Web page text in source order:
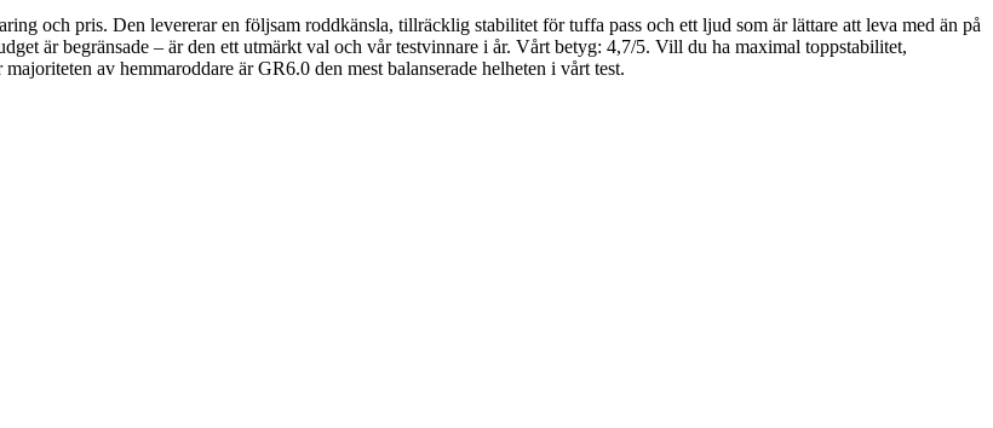
och pris. Den levererar en följsam roddkänsla, tillräcklig stabilitet för tuffa pass och ett ljud som är lättare att leva med än på
är begränsade – är den ett utmärkt val och vår testvinnare i år. Vårt betyg: 4,7/5. Vill du ha maximal toppstabilitet,
av hemmaroddare är GR6.0 den mest balanserade helheten i vårt test.